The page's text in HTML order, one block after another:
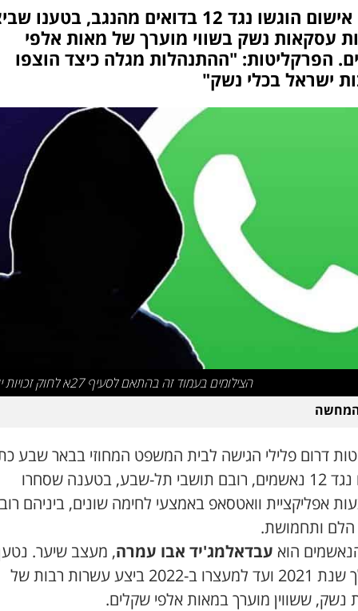
כתבי אישום הוגשו נגד 12 בדואים מהנגב, בטענו
עסקאות נשק בשווי מוערך של מאות אלפי
הפרקליטות: "ההתנהלות מגלה כיצד הוצפו
ישראל בכלי נשק"
הצילומים בעמוד זה בהתאם לסעיף 27א לחוק זכויות יוצרים
דרום פלילי הגישה לבית המשפט המחוזי בבאר שבע
אישום נגד 12 נאשמים, רובם תושבי תל-שבע, בטענה שסחרו
אפליקציית וואטסאפ באמצעי לחימה שונים, ביניהם
הלם ותחמושת.
הוא עבדאלמג'יד אבו עמרה, מעצב שיער.
במהלך שנת 2021 ועד למעצרו ב-2022 ביצע עשרות רבות של
נשק, ששווין מוערך במאות אלפי שקלים.